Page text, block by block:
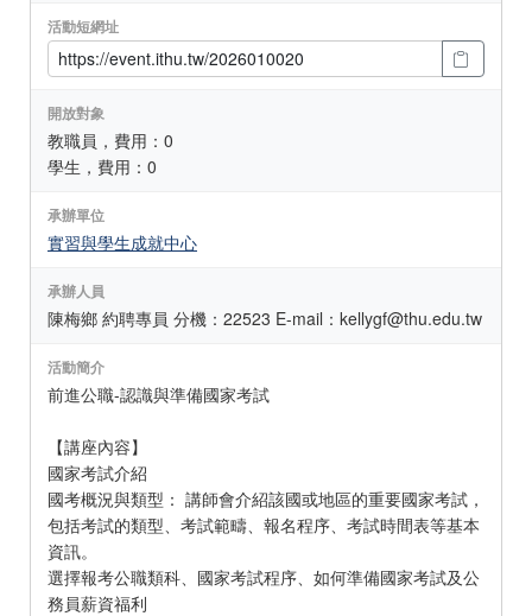
活動短網址
開放對象
教職員，費用：0
學生，費用：0
承辦單位
實習與學生成就中心
承辦人員
陳梅鄉 約聘專員 分機：22523 E-mail：kellygf@thu.edu.tw
活動簡介
前進公職-認識與準備國家考試
【講座內容】
國家考試介紹
國考概況與類型： 講師會介紹該國或地區的重要國家考試，
包括考試的類型、考試範疇、報名程序、考試時間表等基本
資訊。
選擇報考公職類科、國家考試程序、如何準備國家考試及公
務員薪資福利